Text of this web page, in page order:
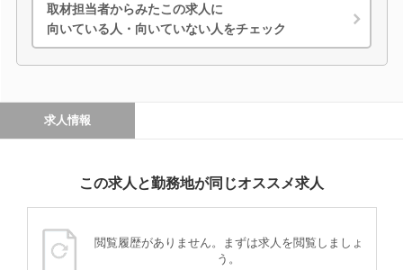
取材担当者からみたこの求人に
向いている人・向いていない人をチェック
求人情報
この求人と勤務地が同じオススメ求人
閲覧履歴がありません。まずは求人を閲覧しましょ
う。